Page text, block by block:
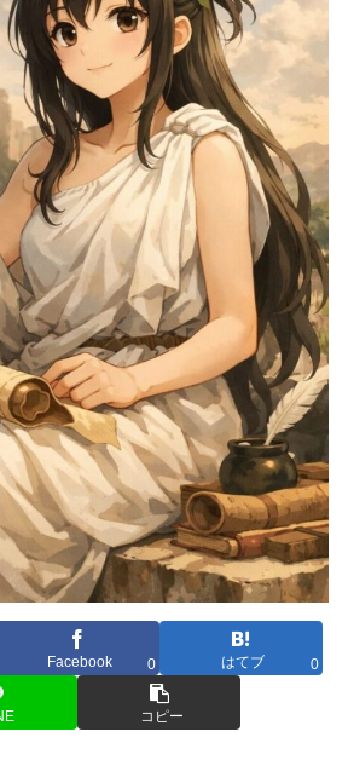
Facebook 0 はてブ 0
コピー